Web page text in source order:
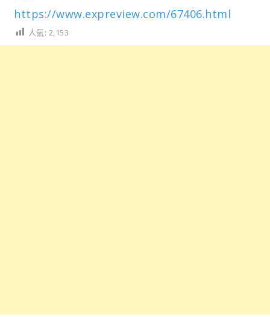
https://www.expreview.com/67406.html
人氣: 2,153